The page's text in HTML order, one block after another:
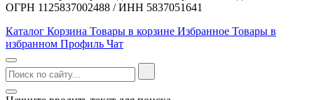
ОГРН 1125837002488 / ИНН 5837051641
Каталог Корзина Товары в корзине Избранное Товары в
избранном Профиль Чат